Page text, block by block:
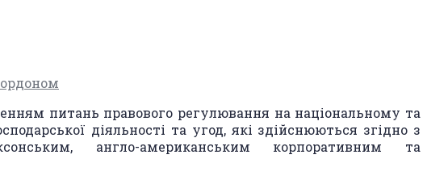
питань правового регулювання на національному та
діяльності та угод, які здійснюються згідно з
англо-американським корпоративним та